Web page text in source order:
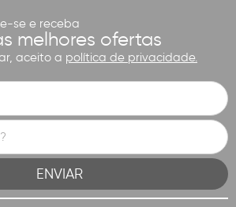
se e receba
melhores ofertas
aceito a política de privacidade.